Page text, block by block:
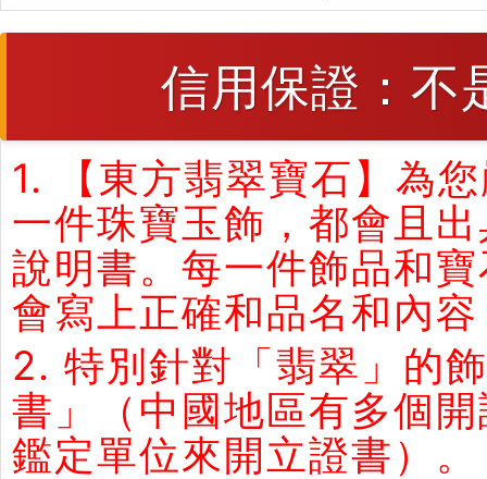
信用保證：不
1. 【東方翡翠寶石】為
一件珠寶玉飾，都會且
說明書。每一件飾品和
會寫上正確和品名和內
2. 特別針對「翡翠」的
書」（中國地區有多個
鑑定單位來開立證書）。